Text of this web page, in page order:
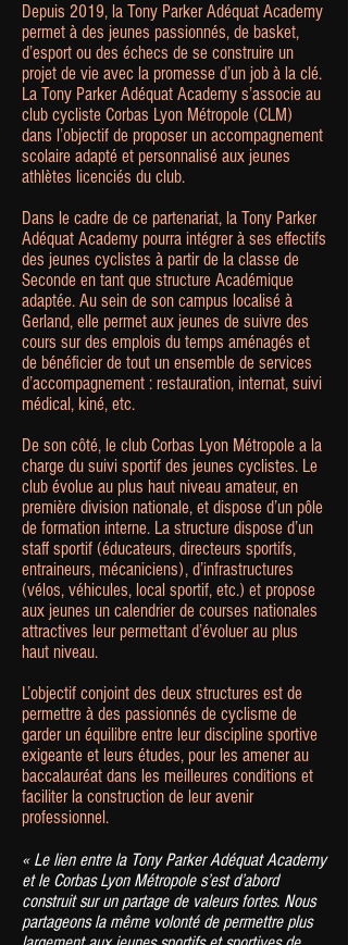
Depuis 2019, la Tony Parker Adéquat Academy
permet à des jeunes passionnés, de basket,
d’esport ou des échecs de se construire un
projet de vie avec la promesse d’un job à la clé.
La Tony Parker Adéquat Academy s’associe au
club cycliste Corbas Lyon Métropole (CLM)
dans l’objectif de proposer un accompagnement
scolaire adapté et personnalisé aux jeunes
athlètes licenciés du club.
Dans le cadre de ce partenariat, la Tony Parker
Adéquat Academy pourra intégrer à ses effectifs
des jeunes cyclistes à partir de la classe de
Seconde en tant que structure Académique
adaptée. Au sein de son campus localisé à
Gerland, elle permet aux jeunes de suivre des
cours sur des emplois du temps aménagés et
de bénéficier de tout un ensemble de services
d’accompagnement : restauration, internat, suivi
médical, kiné, etc.
De son côté, le club Corbas Lyon Métropole a la
charge du suivi sportif des jeunes cyclistes. Le
club évolue au plus haut niveau amateur, en
première division nationale, et dispose d’un pôle
de formation interne. La structure dispose d’un
staff sportif (éducateurs, directeurs sportifs,
entraineurs, mécaniciens), d’infrastructures
(vélos, véhicules, local sportif, etc.) et propose
aux jeunes un calendrier de courses nationales
attractives leur permettant d’évoluer au plus
haut niveau.
L’objectif conjoint des deux structures est de
permettre à des passionnés de cyclisme de
garder un équilibre entre leur discipline sportive
exigeante et leurs études, pour les amener au
baccalauréat dans les meilleures conditions et
faciliter la construction de leur avenir
professionnel.
« Le lien entre la Tony Parker Adéquat Academy
et le Corbas Lyon Métropole s’est d’abord
construit sur un partage de valeurs fortes. Nous
partageons la même volonté de permettre plus